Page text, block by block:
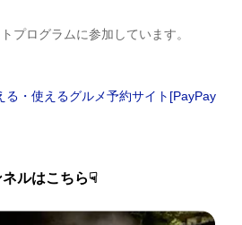
プログラムに参加しています。
る・使えるグルメ予約サイト[PayPay
ルはこちら☟